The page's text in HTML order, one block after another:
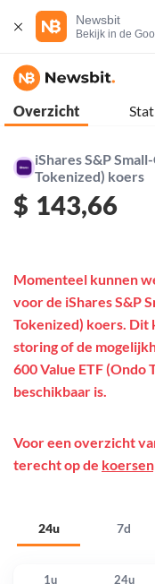
Newsbit
Bekijk in de
Overzicht
iShares S&P
Tokenized) koers
$ 143,66
24u 7d
Momenteel kunnen
voor de iShares S&P
Tokenized) koers. Dit
storing of de
600 Value ETF
beschikbaar is.
Voor een overzicht
terecht op de
1u 24u